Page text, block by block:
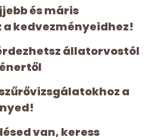
és máris
a kedvezményeidhez!
állatorvostól
a
van, keress